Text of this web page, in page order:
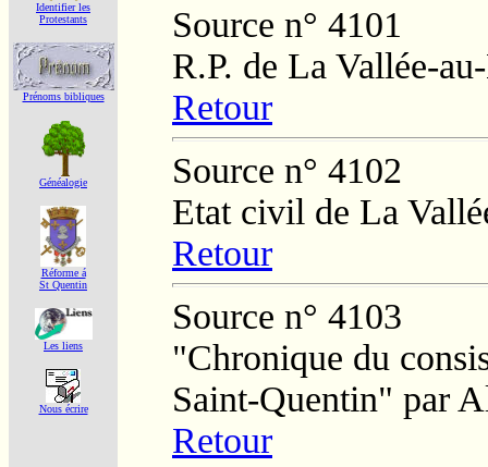
Identifier les
Protestants
Prénoms bibliques
Généalogie
Réforme á
St Quentin
Les liens
Nous écrire
Source n° 4101
R.P. de La Vallée-
Retour
Source n° 4102
Etat civil de La
Retour
Source n° 4103
"Chronique du
Saint-Quentin" par
Retour